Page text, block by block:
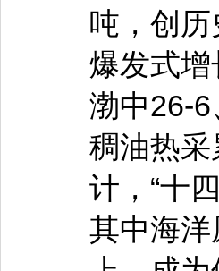
吨，创
爆发式增
渤中26-
稠油热
计，“十
其中海